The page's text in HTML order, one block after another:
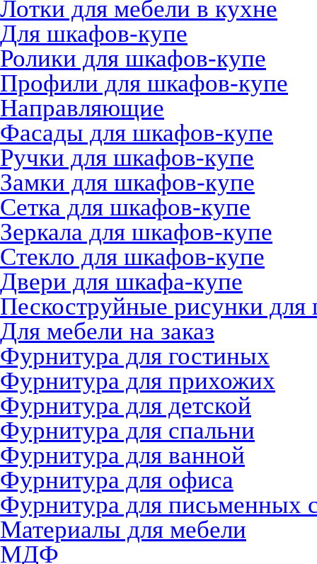
Лотки для мебели в кухне
Для шкафов-купе
Ролики для шкафов-купе
Профили для шкафов-купе
Направляющие
Фасады для шкафов-купе
Ручки для шкафов-купе
Замки для шкафов-купе
Сетка для шкафов-купе
Зеркала для шкафов-купе
Стекло для шкафов-купе
Двери для шкафа-купе
Пескоструйные рисунки
Для мебели на заказ
Фурнитура для гостиных
Фурнитура для прихожих
Фурнитура для детской
Фурнитура для спальни
Фурнитура для ванной
Фурнитура для офиса
Фурнитура для письменных
Материалы для мебели
МДФ